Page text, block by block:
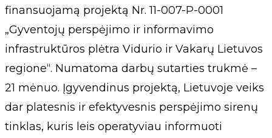
finansuojamą projektą Nr. 11-007-P-0001
„Gyventojų perspėjimo ir informavimo
infrastruktūros plėtra Vidurio ir Vakarų Lietuvos
regione“. Numatoma darbų sutarties trukmė –
21 mėnuo. Įgyvendinus projektą, Lietuvoje veiks
dar platesnis ir efektyvesnis perspėjimo sirenų
tinklas, kuris leis operatyviau informuoti